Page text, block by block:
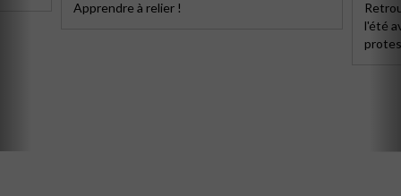
Apprendre à relier !
l'été